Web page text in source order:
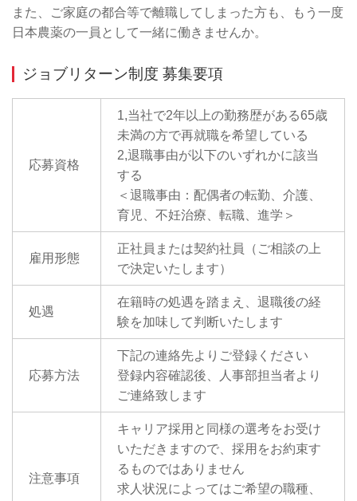
また、ご家庭の都合等で離職してしまった方も、もう一度
日本農薬の一員として一緒に働きませんか。
ジョブリターン制度 募集要項
応募資格
1,当社で2年以上の勤務歴がある65歳
未満の方で再就職を希望している
2,退職事由が以下のいずれかに該当
する
＜退職事由：配偶者の転勤、介護、
育児、不妊治療、転職、進学＞
雇用形態
正社員または契約社員（ご相談の上
で決定いたします）
処遇
在籍時の処遇を踏まえ、退職後の経
験を加味して判断いたします
応募方法
下記の連絡先よりご登録ください
登録内容確認後、人事部担当者より
ご連絡致します
注意事項
キャリア採用と同様の選考をお受け
いただきますので、採用をお約束す
るものではありません
求人状況によってはご希望の職種、